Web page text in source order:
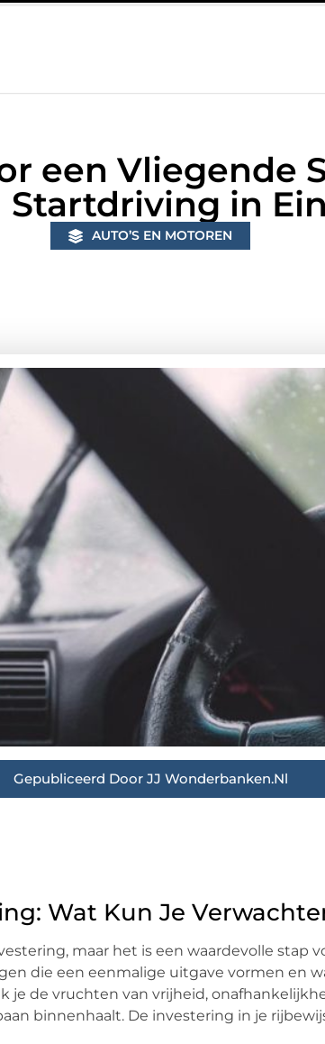
in Bunschoten? Controleer of je sloten nog
een Vliegende
Startdriving in
AUTO’S EN MOTOREN
Gepubliceerd Door JJ Wonderbanken.nl
Wat Kun Je
maar het is een waardevolle stap
die een eenmalige uitgave vormen en
je de vruchten van vrijheid,
binnenhaalt. De investering in je